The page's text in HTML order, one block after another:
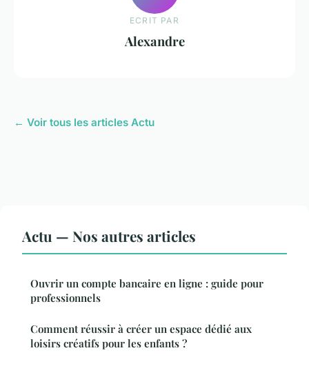
ECRIT PAR
Alexandre
← Voir tous les articles Actu
Actu — Nos autres articles
Ouvrir un compte bancaire en ligne : guide pour
professionnels
Comment réussir à créer un espace dédié aux
loisirs créatifs pour les enfants ?